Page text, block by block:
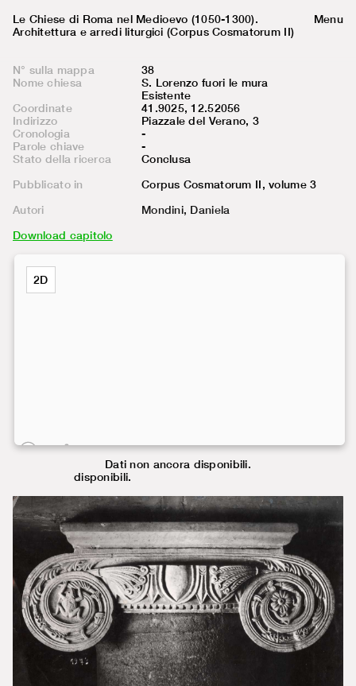
Le Chiese di Roma nel Medioevo (1050-1300).
Architettura e arredi liturgici (Corpus Cosmatorum II)
Menu
N° sulla mappa
38
Nome chiesa
S. Lorenzo fuori le mura
Esistente
Coordinate
41.9025, 12.52056
Indirizzo
Piazzale del Verano, 3
Cronologia
-
Parole chiave
-
Stato della ricerca
Conclusa
Pubblicato in
Corpus Cosmatorum II, volume3
Autori
Mondini, Daniela
Download capitolo
2D
Dati non ancora disponibili.
Dati non ancora
disponibili.